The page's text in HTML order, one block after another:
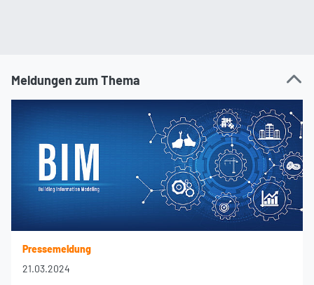
Meldungen zum Thema
Pressemeldung
21.03.2024